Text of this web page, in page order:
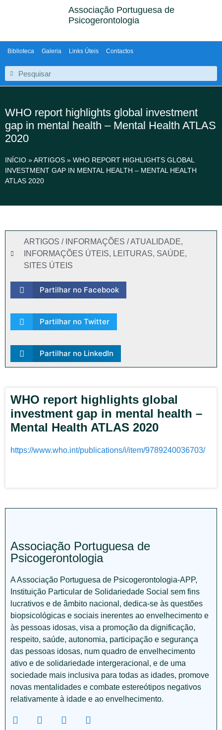
Associação Portuguesa de
Psicogerontologia
Biblioteca Galeria Links Úteis Contactos
WHO report highlights global investment
gap in mental health – Mental Health ATLAS
2020
INÍCIO »ARTIGOS » WHO REPORT HIGHLIGHTS GLOBAL
INVESTMENT GAP IN MENTAL HEALTH – MENTAL HEALTH
ATLAS 2020
ARTIGOS / INFORMAÇÕES / ATUALIDADE,
INFORMAÇÕES ÚTEIS, LEITURAS, SAÚDE,
SITES ÚTEIS
Partilhar no Facebook
Partilhar no Twitter
Partilhar no LinkedIn
WHO report highlights global
investment gap in mental health –
Mental Health ATLAS 2020
https://www.who.int/publications/i/item/9789240036703/
Associação Portuguesa de
Psicogerontologia
A Associação Portuguesa de Psicogerontologia-APP,
Instituição Particular de Solidariedade Social sem fins
lucrativos e de âmbito nacional, dedica-se às questões
biopsicológicas e sociais inerentes ao envelhecimento e
às pessoas idosas, visa a promoção da dignificação,
respeito, saúde, autonomia, participação e segurança
das pessoas idosas, num quadro de envelhecimento
ativo e de solidariedade intergeracional, e de uma
sociedade mais inclusiva para todas as idades, promove
novas mentalidades e combate estereótipos negativos
relativamente à idade e ao envelhecimento.